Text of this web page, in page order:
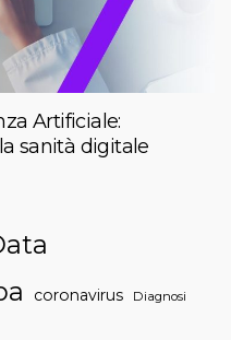
Artificiale:
sanità digitale
coronavirus Diagnosi